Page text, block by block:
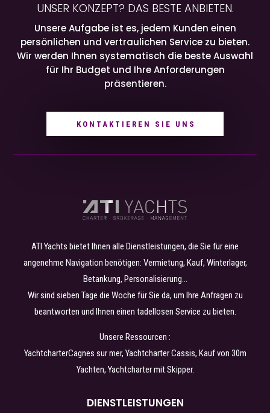
UNSER KONZEPT? DAS BESTE ANBIETEN.
Unsere Aufgabe ist es, jedem Kunden einen
persönlichen und vertraulichen Service zu bieten.
Wir werden Ihnen systematisch die beste Auswahl
für Ihr Budget und Ihre Anforderungen
präsentieren.
KONTAKTIEREN SIE UNS
ATI Yachts bietet Ihnen alle Dienstleistungen, die Sie für eine
angenehme Navigation benötigen: Vermietung, Kauf, Winterlager,
Betankung, Personalisierung…
Wir sind sieben Tage die Woche für Sie da, um Ihre Anfragen zu
beantworten und Ihnen einen tadellosen Service zu bieten.
Unsere Ressourcen :
YachtcharterCagnes sur mer, YachtcharterCassis, Kauf von 30m
Yachten, Yachtchartermit Skipper.
DIENSTLEISTUNGEN